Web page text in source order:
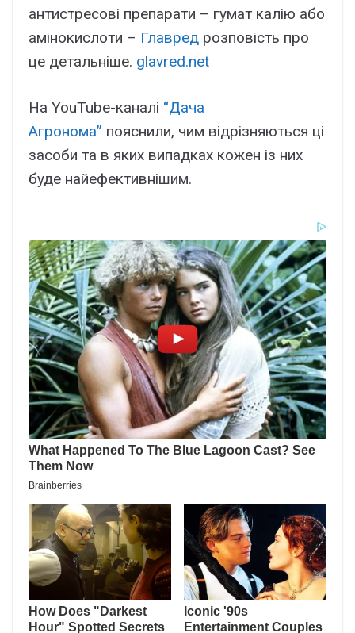
антистресові препарати – гумат калію або
амінокислоти – Главред розповість про
це детальніше. glavred.net
На YouTube-каналі “Дача
Агронома” пояснили, чим відрізняються ці
засоби та в яких випадках кожен із них
буде найефективнішим.